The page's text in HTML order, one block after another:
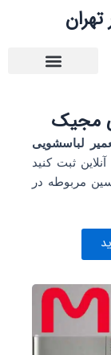
مجیک
لباسشویی
ثبت کنید
مربوطه در